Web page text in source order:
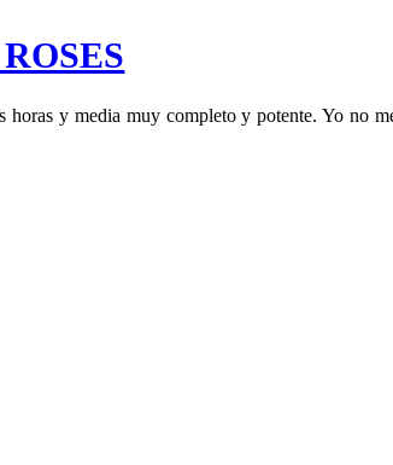
horas y media muy completo y potente. Yo no